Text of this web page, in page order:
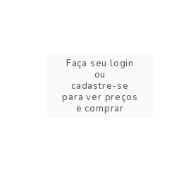
Faça seu login
ou
cadastre-se
para ver preços
e comprar